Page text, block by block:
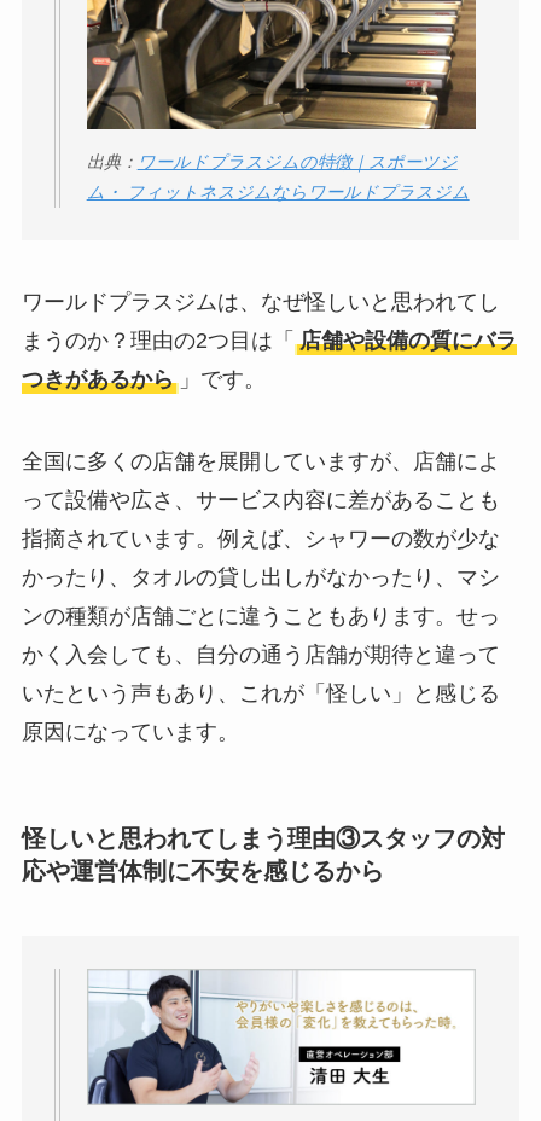
出典： ワールドプラスジムの特徴｜スポーツジ
ム・ フィットネスジムならワールドプラスジム
ワールドプラスジムは、なぜ怪しいと思われてし
まうのか？理由の2つ目は「 店舗や設備の質にバラ
つきがあるから 」です。
全国に多くの店舗を展開していますが、店舗によ
って設備や広さ、サービス内容に差があることも
指摘されています。例えば、シャワーの数が少な
かったり、タオルの貸し出しがなかったり、マシ
ンの種類が店舗ごとに違うこともあります。せっ
かく入会しても、自分の通う店舗が期待と違って
いたという声もあり、これが「怪しい」と感じる
原因になっています。
怪しいと思われてしまう理由③スタッフの対
応や運営体制に不安を感じるから